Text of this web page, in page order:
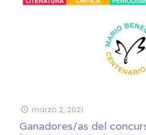
marzo 2, 2021
Ganadores/as del